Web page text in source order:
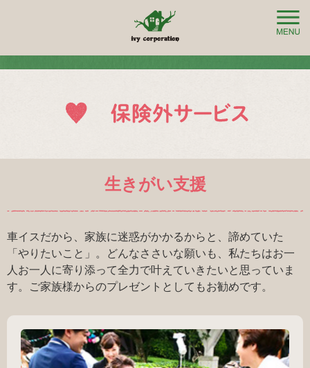
生きがい支援
車イスだから、家族に迷惑がかかるからと、諦めていた
「やりたいこと」。どんなささいな願いも、私たちはお一
人お一人に寄り添って全力で叶えていきたいと思っていま
す。ご家族様からのプレゼントとしてもお勧めです。